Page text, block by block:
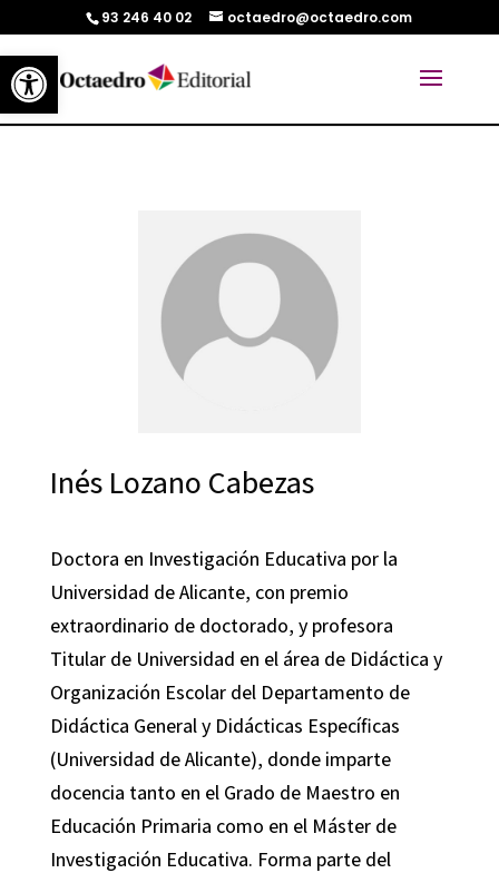
Abrir barra de herramientas
93 246 40 02 octaedro@octaedro.com
Inés Lozano Cabezas
Doctora en Investigación Educativa por la
Universidad de Alicante, con premio
extraordinario de doctorado, y profesora
Titular de Universidad en el área de Didáctica y
Organización Escolar del Departamento de
Didáctica General y Didácticas Específicas
(Universidad de Alicante), donde imparte
docencia tanto en el Grado de Maestro en
Educación Primaria como en el Máster de
Investigación Educativa. Forma parte del